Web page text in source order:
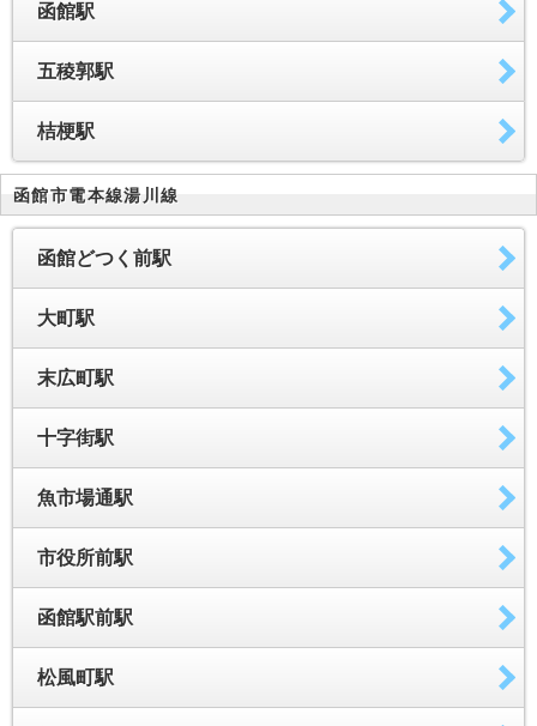
函館駅
五稜郭駅
桔梗駅
函館市電本線湯川線
函館どつく前駅
大町駅
末広町駅
十字街駅
魚市場通駅
市役所前駅
函館駅前駅
松風町駅